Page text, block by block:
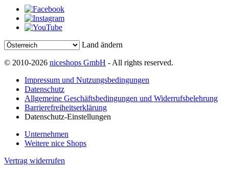
Land ändern
© 2010-2026 niceshops GmbH - All rights reserved.
Impressum und Nutzungsbedingungen
Datenschutz
Allgemeine Geschäftsbedingungen und Widerrufsbelehrung
Barrierefreiheitserklärung
Datenschutz-Einstellungen
Unternehmen
Weitere nice Shops
Vertrag widerrufen